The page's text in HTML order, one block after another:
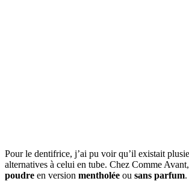
Pour le dentifrice, j’ai pu voir qu’il existait
alternatives à celui en tube. Chez Comme
poudre en version mentholée ou sans parfum.